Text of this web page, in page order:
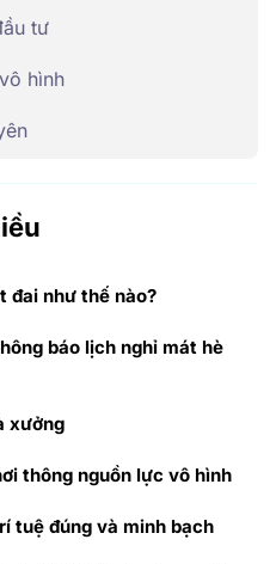
tư
hình
đai như thế nào?
báo lịch nghỉ mát hè
xưởng
thông nguồn lực vô hình
tuệ đúng và minh bạch